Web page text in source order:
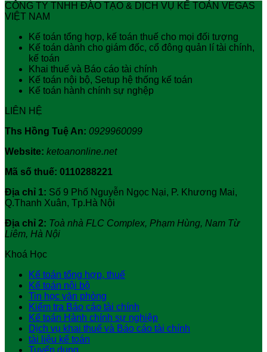
CÔNG TY TNHH ĐÀO TẠO & DỊCH VỤ KẾ TOÁN VEGAS
VIỆT NAM
Kế toán tổng hợp, kế toán thuế cho mọi đối tượng
Kế toán dành cho giám đốc, cổ đông quản lí tài chính,
kế toán
Khai thuế và Báo cáo tài chính
Kế toán nội bộ, Setup hệ thống kế toán
Kế toán hành chính sự nghệp
LIÊN HỆ
Ths Hồng Tuệ An: 0929960099
Website: ketoanonline.net
Mã số thuế: 0110288221
Địa chỉ 1: Số 9 Phố Nguyễn Ngọc Nại, P. Khương Mai,
Q.Thanh Xuân, Tp.Hà Nội
Địa chỉ 2: Toà nhà FLC Complex, Phạm Hùng, Nam Từ
Liêm, Hà Nội
Khoá Học
Kế toán tổng hợp, thuế
Kế toán nội bộ
Tin học văn phòng
Kiểm tra Báo cáo tài chính
Kế toán Hành chính sự nghiệp
Dịch vụ khai thuế và Báo cáo tài chính
tài liệu kế toán
Tuyển dụng